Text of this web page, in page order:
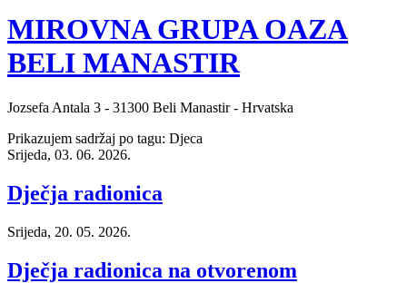
MIROVNA GRUPA OAZA
BELI MANASTIR
Jozsefa Antala 3 - 31300 Beli Manastir - Hrvatska
Prikazujem sadržaj po tagu: Djeca
Srijeda, 03. 06. 2026.
Dječja radionica
Srijeda, 20. 05. 2026.
Dječja radionica na otvorenom